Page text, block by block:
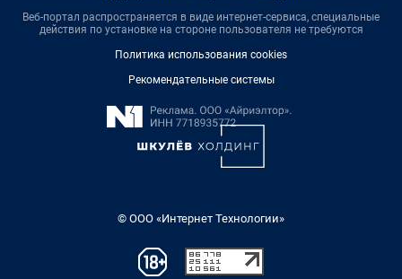
Веб-портал распространяется в виде интернет-сервиса, специальные
действия по установке на стороне пользователя не требуются
Политика использования cookies
Рекомендательные системы
© ООО «Интернет Технологии»